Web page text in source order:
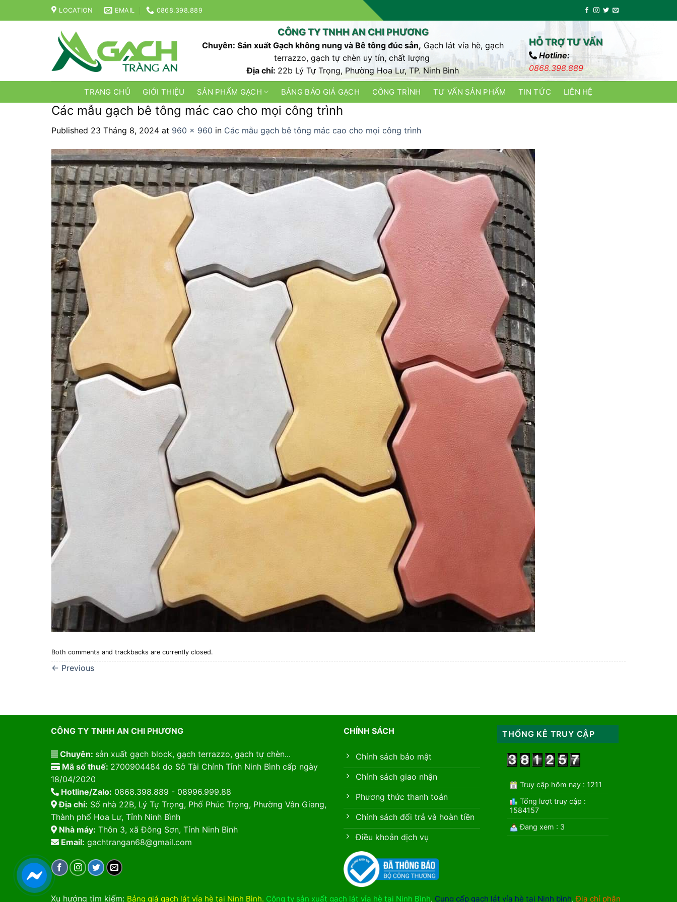
to
LOCATION EMAIL 0868.398.889
CÔNG TY TNHH AN CHI PHƯƠNG
Chuyên: Sản xuất Gạch không nung và Bê tông đúc sẳn, Gạch lát vỉa hè, gạch
terrazzo, gạch tự chèn uy tín, chất lượng
Địa chỉ: 22b Lý Tự Trọng, Phường Hoa Lư, TP. Ninh Bình
HỖ TRỢ TƯ VẤN
Hotline:
0868.398.889
TRANG CHỦ GIỚI THIỆU SẢN PHẨM GẠCH BẢNG BÁO GIÁ GẠCH CÔNG TRÌNH TƯ VẤN SẢN PHẨM TIN TỨC LIÊN HỆ
Các mẫu gạch bê tông mác cao cho mọi công trình
Published 23 Tháng 8, 2024 at 960 × 960 in Các mẫu gạch bê tông mác cao cho mọi công trình
Both comments and trackbacks are currently closed.
← Previous
CÔNG TY TNHH AN CHI PHƯƠNG
Chuyên: sản xuất gạch block, gạch terrazzo, gạch tự chèn...
Mã số thuế: 2700904484 do Sở Tài Chính Tỉnh Ninh Bình cấp ngày
18/04/2020
Hotline/Zalo: 0868.398.889 - 08996.999.88
Địa chỉ: Số nhà 22B, Lý Tự Trọng, Phố Phúc Trọng, Phường Vân Giang,
Thành phố Hoa Lư, Tỉnh Ninh Bình
Nhà máy: Thôn 3, xã Đông Sơn, Tỉnh Ninh Bình
Email: gachtrangan68@gmail.com
CHÍNH SÁCH
Chính sách bảo mật
Chính sách giao nhận
Phương thức thanh toán
Chính sách đổi trả và hoàn tiền
Điều khoản dịch vụ
THỐNG KÊ TRUY CẬP
Truy cập hôm nay : 1211
Tổng lượt truy cập :
1584157
Đang xem : 3
Xu hướng tìm kiếm: Bảng giá gạch lát vỉa hè tại Ninh Bình. Công ty sản xuất gạch lát vỉa hè tại Ninh Bình, Cung cấp gạch lát vỉa hè tại Ninh bình,Địa chỉ phân